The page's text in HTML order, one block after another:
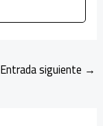
Entrada siguiente →